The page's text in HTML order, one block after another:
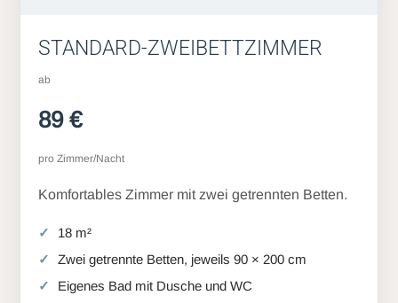
STANDARD-ZWEIBETTZIMMER
ab
89 €
pro Zimmer/Nacht
Komfortables Zimmer mit zwei getrennten Betten.
18 m²
Zwei getrennte Betten, jeweils 90 × 200 cm
Eigenes Bad mit Dusche und WC